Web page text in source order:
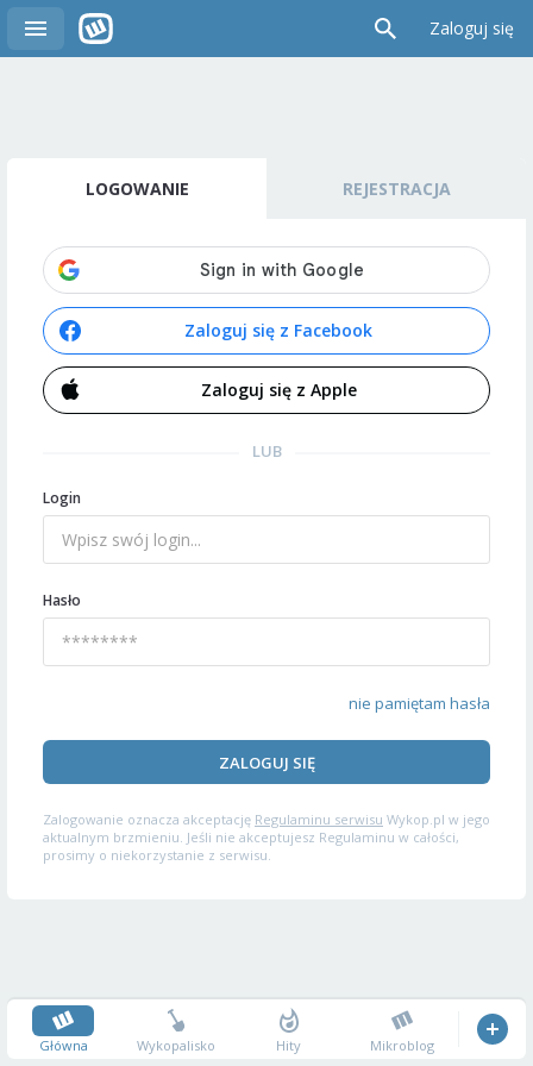
Zaloguj się
LOGOWANIE REJESTRACJA
Zaloguj się z Facebook
Zaloguj się z Apple
LUB
Login
Hasło
nie pamiętam hasła
ZALOGUJ SIĘ
Zalogowanie oznacza akceptację Regulaminu serwisu Wykop.pl w jego
aktualnym brzmieniu. Jeśli nie akceptujesz Regulaminu w całości,
prosimy o niekorzystanie z serwisu.
Główna Wykopalisko Hity Mikroblog